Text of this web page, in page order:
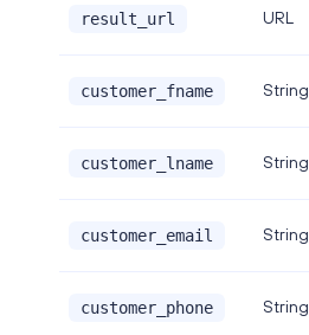
result_url URL
customer_fname String
customer_lname String
customer_email String
customer_phone String